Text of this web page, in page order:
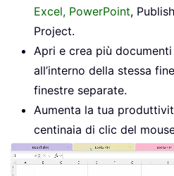
Excel, PowerPoint,
Project.
Apri e crea più
all’interno della stessa
finestre separate.
Aumenta la tua
centinaia di clic del